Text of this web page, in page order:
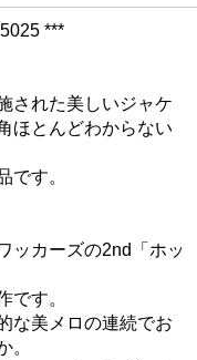
***
された美しいジャケ
ほとんどわからない
です。
ッカーズの2nd「ホッ
です。
な美メロの連続でお
。